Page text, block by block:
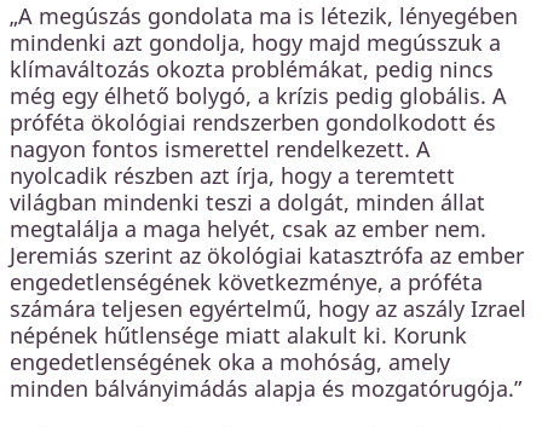
„A megúszás gondolata ma is létezik, lényegében
mindenki azt gondolja, hogy majd megússzuk a
klímaváltozás okozta problémákat, pedig nincs
még egy élhető bolygó, a krízis pedig globális. A
próféta ökológiai rendszerben gondolkodott és
nagyon fontos ismerettel rendelkezett. A
nyolcadik részben azt írja, hogy a teremtett
világban mindenki teszi a dolgát, minden állat
megtalálja a maga helyét, csak az ember nem.
Jeremiás szerint az ökológiai katasztrófa az ember
engedetlenségének következménye, a próféta
számára teljesen egyértelmű, hogy az aszály Izrael
népének hűtlensége miatt alakult ki. Korunk
engedetlenségének oka a mohóság, amely
minden bálványimádás alapja és mozgatórugója.”